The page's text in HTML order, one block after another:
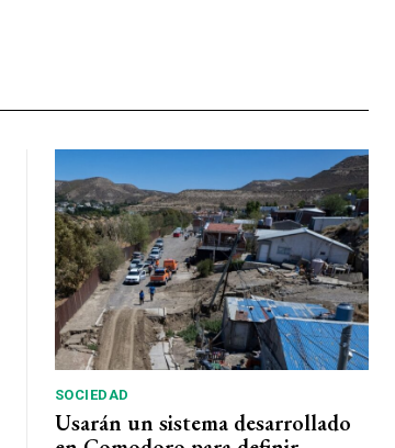
SOCIEDAD
Usarán un sistema desarrollado